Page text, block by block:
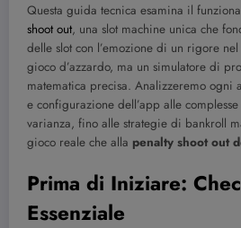
Questa guida tecnica esamina il
shoot out, una slot machine unica che
delle slot con l’emozione di un rigore
gioco d’azzardo, ma un simulatore di
matematica precisa. Analizzeremo ogni
e configurazione dell’app alle
varianza, fino alle strategie di bankroll
gioco reale che alla penalty shoot out
Prima di Iniziare:
Essenziale